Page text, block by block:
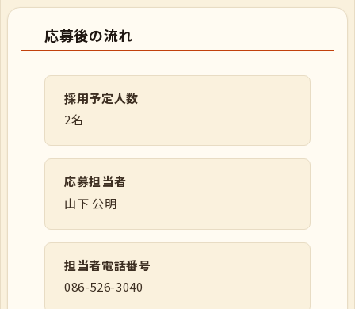
応募後の流れ
採用予定人数
2名
応募担当者
山下 公明
担当者電話番号
086-526-3040